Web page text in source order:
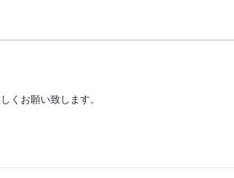
くお願い致します。